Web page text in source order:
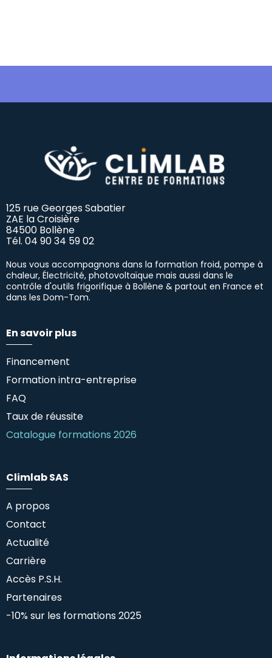
125 rue Georges Sabatier
ZAE la Croisière
84500 Bollène
Tél. 04 90 34 59 02
Nous vous accompagnons dans la formation froid, pompe à
chaleur, Électricité, photovoltaïque mais aussi dans le
contrôle d'outils frigorifique à Bollène & partout en France et
dans les Dom-Tom.
En savoir plus
Financement
Formation intra-entreprise
FAQ
Taux de réussite
Catalogue formations 2026
Climlab SAS
A propos
Contact
Actualité
Carrière
Accès P.S.H.
Partenaires
-10% sur les formations 2025